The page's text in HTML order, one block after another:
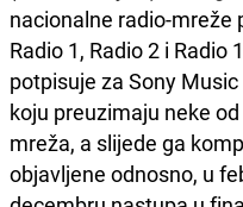
nacionalne radio-mreže
Radio 1, Radio 2 i Radio
potpisuje za Sony
koju preuzimaju neke
mreža, a slijede ga
objavljene odnosno, u